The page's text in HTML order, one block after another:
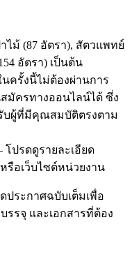
ไม้ (87 อัตรา), สัตวแพทย์
อัตรา) เป็นต้น
ครั้งนี้ไม่ต้องผ่านการ
มัครทางออนไลน์ได้ ซึ่ง
บผู้ที่มีคุณสมบัติตรงตาม
ปรดดูรายละเอียด
รือเว็บไซต์หน่วยงาน
ประกาศฉบับเต็มเพื่อ
รรจุ และเอกสารที่ต้อง